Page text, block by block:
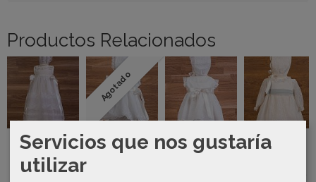
Productos Relacionados
Mikamama -
Faldón de
puntillas
con...
Agotado
Mikamama -
Jesusito
Mikamama -
Jesusito
Mikamama -
Jesusito
Servicios que nos gustaría
utilizar